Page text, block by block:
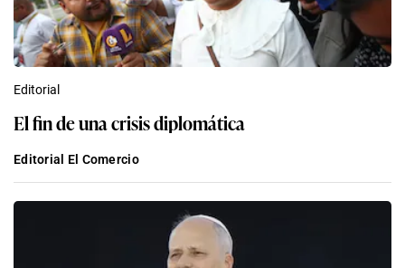
Editorial
El fin de una crisis diplomática
Editorial El Comercio